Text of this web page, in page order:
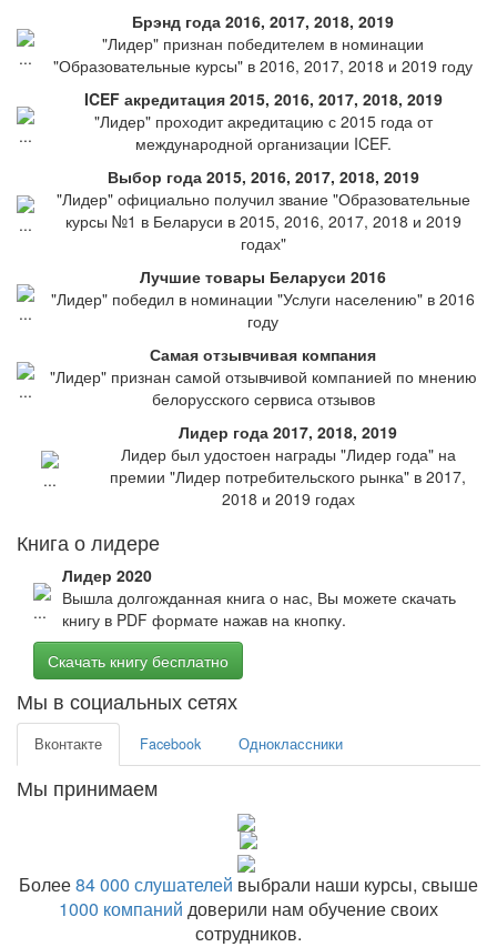
Брэнд года 2016, 2017, 2018, 2019
"Лидер" признан победителем в номинации
"Образовательные курсы" в 2016, 2017, 2018 и 2019 году
ICEF акредитация 2015, 2016, 2017, 2018, 2019
"Лидер" проходит акредитацию с 2015 года от
международной организации ICEF.
Выбор года 2015, 2016, 2017, 2018, 2019
"Лидер" официально получил звание "Образовательные
курсы №1 в Беларуси в 2015, 2016, 2017, 2018 и 2019
годах"
Лучшие товары Беларуси 2016
"Лидер" победил в номинации "Услуги населению" в 2016
году
Самая отзывчивая компания
"Лидер" признан самой отзывчивой компанией по мнению
белорусского сервиса отзывов
Лидер года 2017, 2018, 2019
Лидер был удостоен награды "Лидер года" на
премии "Лидер потребительского рынка" в 2017,
2018 и 2019 годах
Книга о лидере
Лидер 2020
Вышла долгожданная книга о нас, Вы можете скачать
книгу в PDF формате нажав на кнопку.
Скачать книгу бесплатно
Мы в социальных сетях
Вконтакте Facebook Одноклассники
Мы принимаем
Более84 000 слушателей выбрали наши курсы, свыше
1000 компаний доверили нам обучение своих
сотрудников.